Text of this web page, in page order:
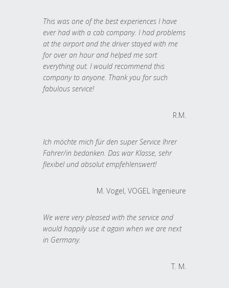
This was one of the best experiences I have
ever had with a cab company. I had problems
at the airport and the driver stayed with me
for over an hour and helped me sort
everything out. I would recommend this
company to anyone. Thank you for such
fabulous service!
R.M.
Ich möchte mich für den super Service Ihrer
Fahrer/in bedanken. Das war Klasse, sehr
flexibel und absolut empfehlenswert!
M. Vogel, VOGEL Ingenieure
We were very pleased with the service and
would happily use it again when we are next
in Germany.
T. M.